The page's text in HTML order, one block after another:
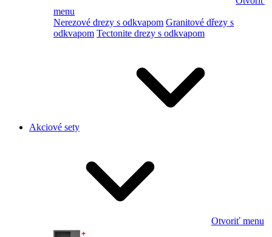
menu
Nerezové drezy s odkvapom Granitové dřezy s
odkvapom Tectonite drezy s odkvapom
Akciové sety
Otvoriť menu